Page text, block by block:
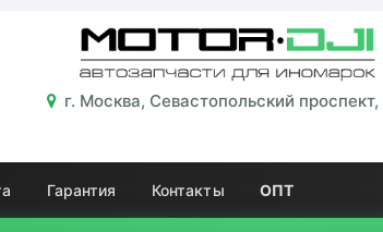
г. Москва, Севастопольский проспект,
Гарантия Контакты ОПТ